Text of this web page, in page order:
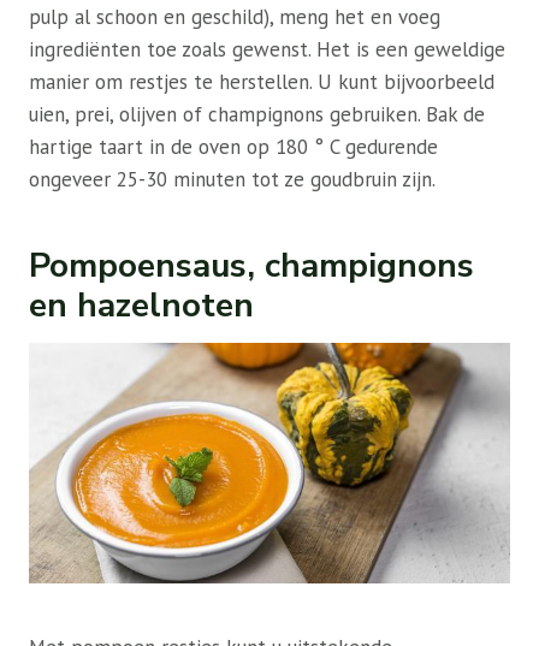
pulp al schoon en geschild), meng het en voeg
ingrediënten toe zoals gewenst. Het is een geweldige
manier om restjes te herstellen. U kunt bijvoorbeeld
uien, prei, olijven of champignons gebruiken. Bak de
hartige taart in de oven op 180 ° C gedurende
ongeveer 25-30 minuten tot ze goudbruin zijn.
Pompoensaus, champignons
en hazelnoten